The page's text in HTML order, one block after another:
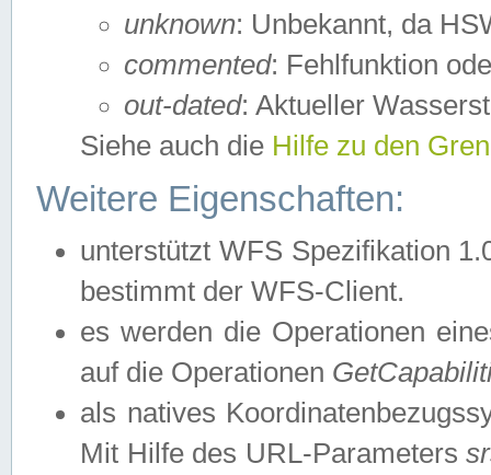
unknown: Unbekannt, da
commented: Fehlfunktion
out-dated: Aktueller
Siehe auch die Hilfe zu den
Weitere Eigenschaften:
unterstützt WFS Spezifikation
bestimmt der WFS-Client.
es werden die Operationen
auf die Operationen
als natives
Mit Hilfe des URL-Parameters